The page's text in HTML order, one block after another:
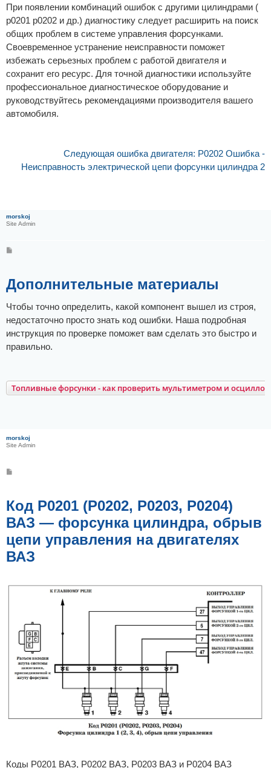
При появлении комбинаций ошибок с другими цилиндрами (
p0201 p0202 и др.) диагностику следует расширить на поиск
общих проблем в системе управления форсунками.
Своевременное устранение неисправности поможет
избежать серьезных проблем с работой двигателя и
сохранит его ресурс. Для точной диагностики используйте
профессиональное диагностическое оборудование и
руководствуйтесь рекомендациями производителя вашего
автомобиля.
Следующая ошибка двигателя: P0202 Ошибка -
Неисправность электрической цепи форсунки цилиндра 2
morskoj
Site Admin
щ
е
н
е
Дополнительные материалы
Чтобы точно определить, какой компонент вышел из строя,
недостаточно просто знать код ошибки. Наша подробная
инструкция по проверке поможет вам сделать это быстро и
правильно.
Топливные форсунки - как проверить мультиметром и
morskoj
Site Admin
щ
е
и
е
Код Р0201 (Р0202, Р0203, Р0204)
ВАЗ — форсунка цилиндра, обрыв
цепи управления на двигателях
ВАЗ
Коды Р0201 ВАЗ, Р0202 ВАЗ, Р0203 ВАЗ и Р0204 ВАЗ